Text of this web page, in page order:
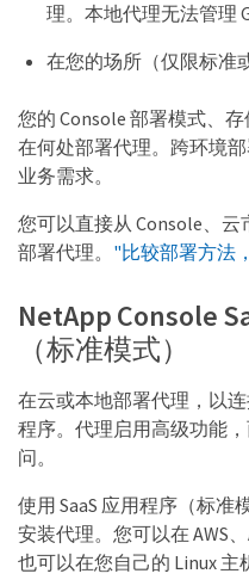
理。本地代理无法管理
在您的场所（仅限标准
您的 Console 部署模式、
在何处部署代理。跨环境
业务需求。
您可以直接从 Console、
部署代理。 "比较部署方法
NetApp Console
（标准模式）
在云或本地部署代理，以连
程序。代理启用高级功能
问。
使用 SaaS 应用程序（标准
安装代理。您可以在 AWS
也可以在您自己的 Linux 主